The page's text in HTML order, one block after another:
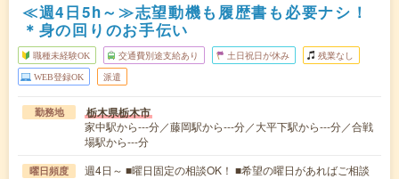
≪週4日5h～≫志望動機も履歴書も必要ナシ！
＊身の回りのお手伝い
職種未経験OK 交通費別途支給あり 土日祝日が休み 残業なし
WEB登録OK 派遣
勤務地 栃木県栃木市
家中駅から---分／藤岡駅から---分／大平下駅から---分／合戦
場駅から---分
曜日頻度
週4日～ ■曜日固定の相談OK！ ■希望の曜日があればご相談